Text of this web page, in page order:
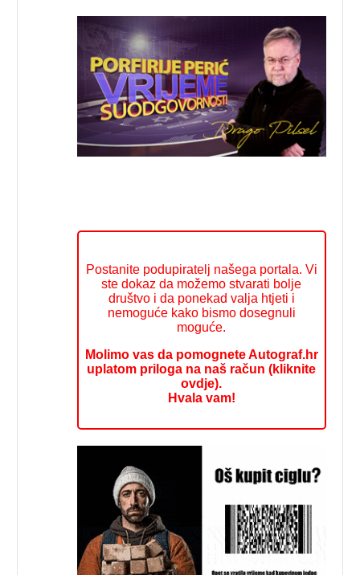
Postanite podupiratelj našega portala. Vi
ste dokaz da možemo stvarati bolje
društvo i da ponekad valja htjeti i
nemoguće kako bismo dosegnuli
moguće.
Molimo vas da pomognete Autograf.hr
uplatom priloga na naš račun (kliknite
ovdje).
Hvala vam!